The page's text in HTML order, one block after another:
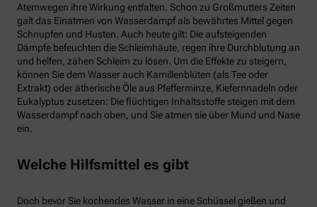
Atemwegen ihre Wirkung entfalten. Schon zu Großmutters Zeiten
galt das Einatmen von Wasserdampf als bewährtes Mittel gegen
Schnupfen und Husten. Auch heute gilt: Die aufsteigenden
Dämpfe befeuchten die Schleimhäute, regen ihre Durchblutung an
und helfen, zähen Schleim zu lösen. Um die Effekte zu steigern,
können Sie dem Wasser auch Kamillenblüten (als Tee oder
Extrakt) oder ätherische Öle aus Pfefferminze, Kiefernnadeln oder
Eukalyptus zusetzen: Die flüchtigen Inhaltsstoffe steigen mit dem
Wasserdampf nach oben, und Sie atmen sie über Mund und Nase
ein.
Welche Hilfsmittel es gibt
Doch bevor Sie kochendes Wasser in eine Schüssel gießen und